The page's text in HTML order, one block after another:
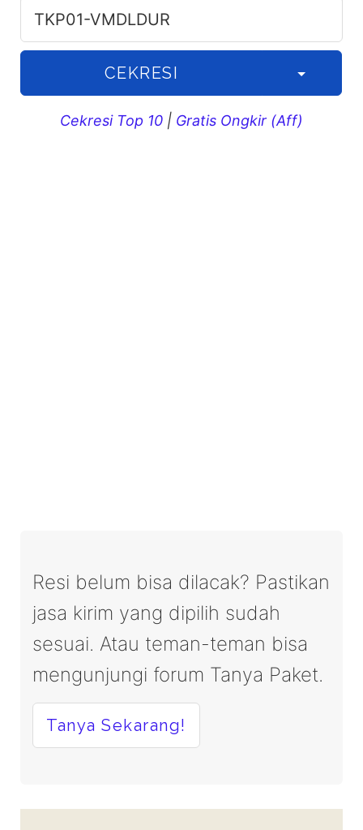
CEKRESI
Cekresi Top 10 | Gratis Ongkir (Aff)
Resi belum bisa dilacak? Pastikan
jasa kirim yang dipilih sudah
sesuai. Atau teman-teman bisa
mengunjungi forum Tanya Paket.
Tanya Sekarang!